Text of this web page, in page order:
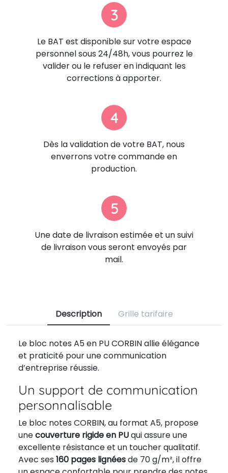
3
Le BAT est disponible sur votre espace
personnel sous 24/48h, vous pourrez le
valider ou le refuser en indiquant les
corrections à apporter.
4
Dès la validation de votre BAT, nous
enverrons votre commande en
production.
5
Une date de livraison estimée et un suivi
de livraison vous seront envoyés par
mail.
Description Grille tarifaire
Le bloc notes A5 en PU CORBIN allie élégance
et praticité pour une communication
d’entreprise réussie.
Un support de communication
personnalisable
Le bloc notes CORBIN, au format A5, propose
unecouverture rigide en PUqui assure une
excellente résistance et un toucher qualitatif.
Avec ses 160 pages lignéesde 70 g/m², il offre